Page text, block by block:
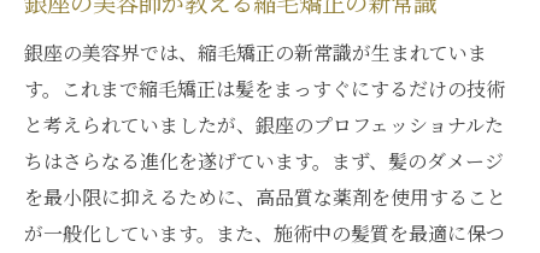
銀座の美容界では、縮毛矯正の新常識が生まれていま
す。これまで縮毛矯正は髪をまっすぐにするだけの技術
と考えられていましたが、銀座のプロフェッショナルた
ちはさらなる進化を遂げています。まず、髪のダメージ
を最小限に抑えるために、高品質な薬剤を使用すること
が一般化しています。また、施術中の髪質を最適に保つ